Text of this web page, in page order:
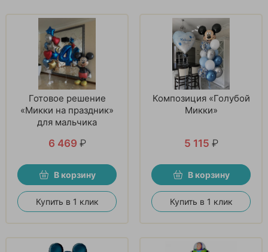
Готовое решение
«Микки на праздник»
для мальчика
6 469 ₽
В корзину
Купить в 1 клик
Композиция «Голубой
Микки»
5 115 ₽
В корзину
Купить в 1 клик